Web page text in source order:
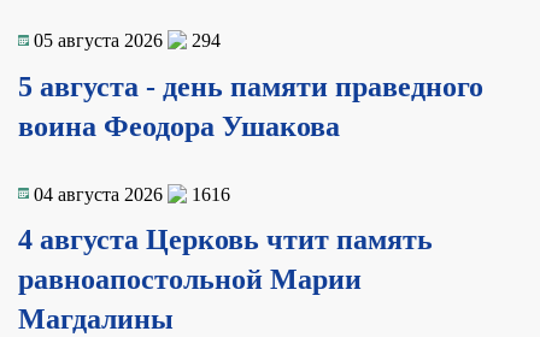
05 августа 2026 294
5 августа - день памяти праведного
воина Феодора Ушакова
04 августа 2026 1616
4 августа Церковь чтит память
равноапостольной Марии
Магдалины